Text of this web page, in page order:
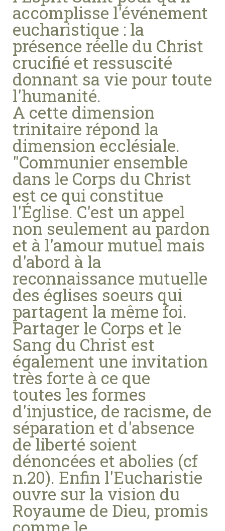
accomplisse l'événement
eucharistique : la
présence réelle du Christ
crucifié et ressuscité
donnant sa vie pour toute
l'humanité.
A cette dimension
trinitaire répond la
dimension ecclésiale.
"Communier ensemble
dans le Corps du Christ
est ce qui constitue
l'Église. C'est un appel
non seulement au pardon
et à l'amour mutuel mais
d'abord à la
reconnaissance mutuelle
des églises soeurs qui
partagent la même foi.
Partager le Corps et le
Sang du Christ est
également une invitation
très forte à ce que
toutes les formes
d'injustice, de racisme, de
séparation et d'absence
de liberté soient
dénoncées et abolies (cf
n.20). Enfin l'Eucharistie
ouvre sur la vision du
Royaume de Dieu, promis